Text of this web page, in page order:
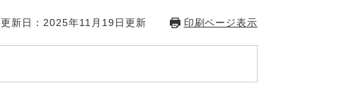
更新日：2025年11月19日更新 印刷ページ表示